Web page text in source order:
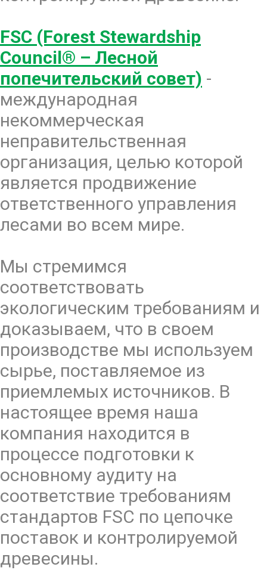
FSC (Forest Stewardship
Council® – Лесной
попечительский совет) -
международная
некоммерческая
неправительственная
организация, целью которой
является продвижение
ответственного управления
лесами во всем мире.
Мы стремимся
соответствовать
экологическим требованиям и
доказываем, что в своем
производстве мы используем
сырье, поставляемое из
приемлемых источников. В
настоящее время наша
компания находится в
процессе подготовки к
основному аудиту на
соответствие требованиям
стандартов FSC по цепочке
поставок и контролируемой
древесины.